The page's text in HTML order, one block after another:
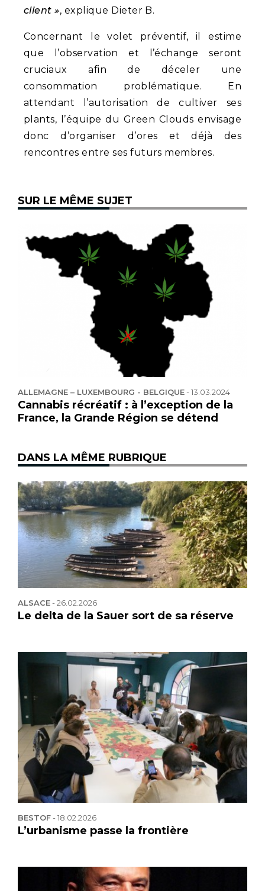
client », explique Dieter B.
Concernant le volet préventif, il estime
que l’observation et l’échange seront
cruciaux afin de déceler une
consommation problématique. En
attendant l’autorisation de cultiver ses
plants, l’équipe du Green Clouds envisage
donc d’organiser d’ores et déjà des
rencontres entre ses futurs membres.
SUR LE MÊME SUJET
ALLEMAGNE – LUXEMBOURG - BELGIQUE-13.03.2024
Cannabis récréatif : à l’exception de la
France, la Grande Région se détend
DANS LA MÊME RUBRIQUE
ALSACE-26.02.2026
Le delta de la Sauer sort de sa réserve
BESTOF-18.02.2026
L’urbanisme passe la frontière